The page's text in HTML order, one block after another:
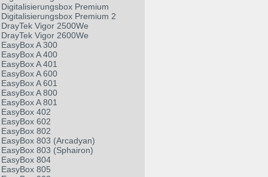
Digitalisierungsbox Premium
Digitalisierungsbox Premium 2
DrayTek Vigor 2500We
DrayTek Vigor 2600We
EasyBox A 300
EasyBox A 400
EasyBox A 401
EasyBox A 600
EasyBox A 601
EasyBox A 800
EasyBox A 801
EasyBox 402
EasyBox 602
EasyBox 802
EasyBox 803 (Arcadyan)
EasyBox 803 (Sphairon)
EasyBox 804
EasyBox 805